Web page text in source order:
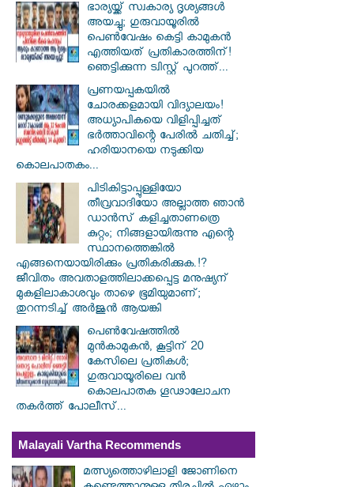
ഭാര്യയ്ക്ക് സ്വകാര്യ ദൃശ്യങ്ങൾ
അയച്ചു; ഗുരുവായൂരിൽ
പെൺവേഷം കെട്ടി കാമുകൻ
എത്തിയത് പ്രതികാരത്തിന്!
ഞെട്ടിക്കുന്ന ട്വിസ്റ്റ് പുറത്ത്...
പ്രണയപ്പകയിൽ
ചോരക്കളമായി വിദ്യാലയം!
അധ്യാപികയെ വിളിപ്പിച്ചത്
ഭർത്താവിന്റെ പേരിൽ ചതിച്ച്;
ഹരിയാനയെ നടുക്കിയ
കൊലപാതകം...
പിടികിട്ടാപ്പുള്ളിയോ
തീവ്രവാദിയോ അല്ലാത്ത ഞാൻ
ഡാൻസ് കളിച്ചതാണത്രെ
കുറ്റം; നിങ്ങളായിരുന്നു എന്റെ
സ്ഥാനത്തെങ്കിൽ
എങ്ങനെയായിരിക്കും പ്രതികരിക്കുക.!?
ജീവിതം അവതാളത്തിലാക്കപ്പെട്ട മനുഷ്യന്
മുകളിലാകാശവും താഴെ ഭൂമിയുമാണ്;
തുറന്നടിച്ച് അർജുൻ ആയങ്കി
പെൺവേഷത്തിൽ
മുൻകാമുകൻ, കൂട്ടിന് 20
കേസിലെ പ്രതികൾ;
ഗുരുവായൂരിലെ വൻ
കൊലപാതക ഗൂഢാലോചന
തകർത്ത് പോലീസ്...
Malayali Vartha Recommends
മത്സ്യത്തൊഴിലാളി ജോണിനെ